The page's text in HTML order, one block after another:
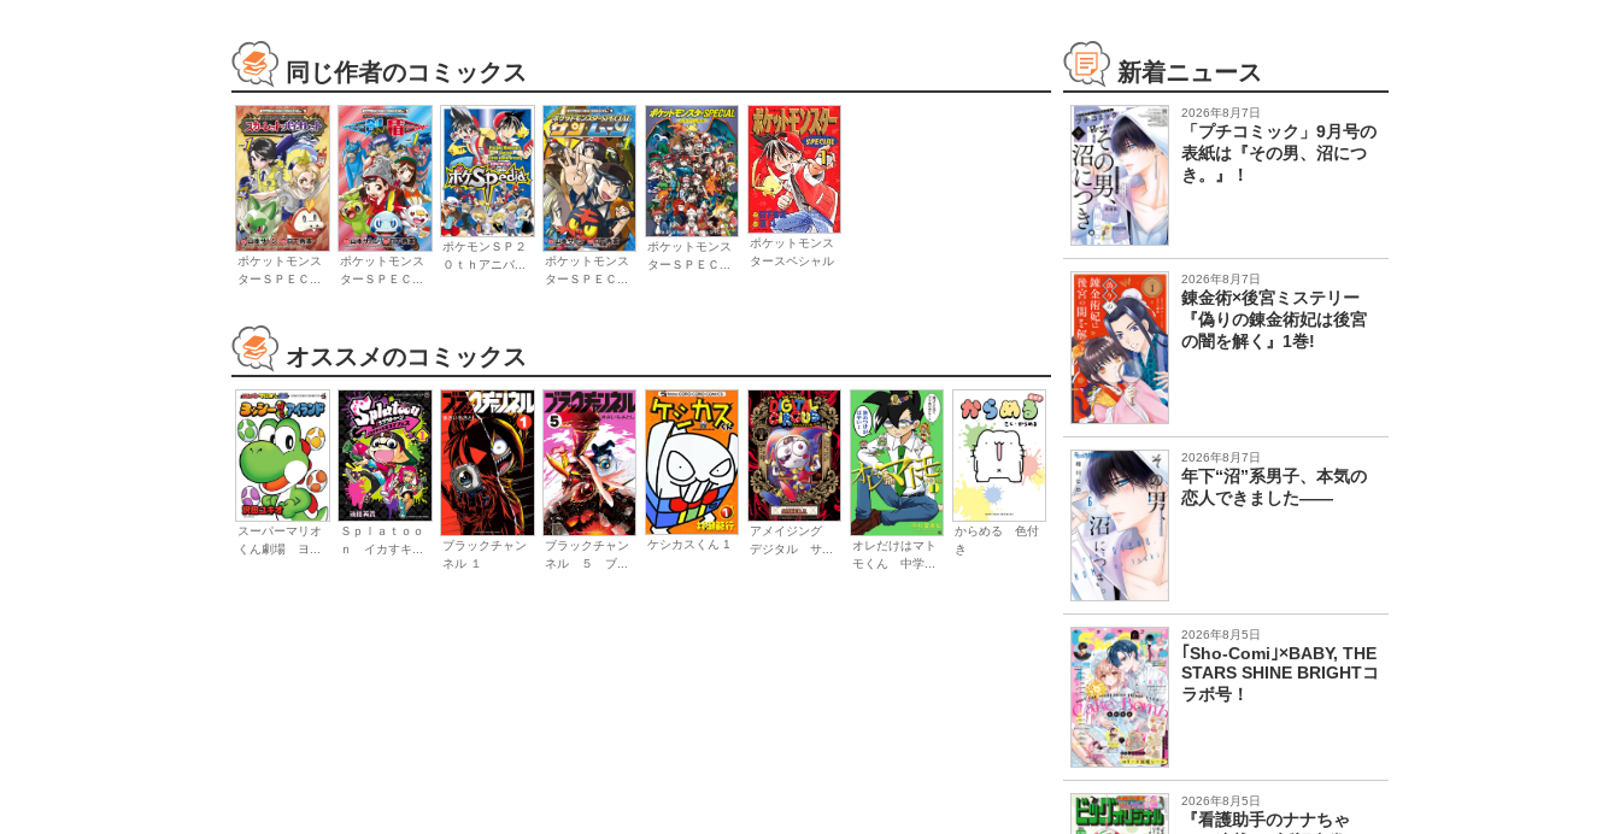
同じ作者のコミックス
ポケットモンス
ターＳＰＥＣ...
ポケットモンス
ターＳＰＥＣ...
ポケモンＳＰ２
０ｔｈアニバ...
ポケットモンス
ターＳＰＥＣ...
ポケットモンス
ターＳＰＥＣ...
ポケットモンス
タースペシャル
オススメのコミックス
スーパーマリオ
くん劇場 ヨ...
Ｓｐｌａｔｏｏ
ｎ イカすキ...
ブラックチャン
ネル １
ブラックチャン
ネル ５ ブ...
ケシカスくん 1
アメイジング
デジタル サ...
オレだけはマト
モくん 中学...
からめる 色付
き
新着ニュース
2026年8月7日
「プチコミック」9月号の
表紙は『その男、沼につ
き。』！
2026年8月7日
錬金術×後宮ミステリー
『偽りの錬金術妃は後宮
の闇を解く』1巻!
2026年8月7日
年下“沼”系男子、本気の
恋人できました――
2026年8月5日
｢Sho-Comi｣×BABY, THE
STARS SHINE BRIGHTコ
ラボ号！
2026年8月5日
『看護助手のナナちゃ